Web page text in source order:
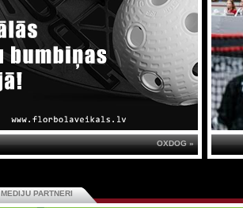
OXDOG »
MEDIJU PARTNERI